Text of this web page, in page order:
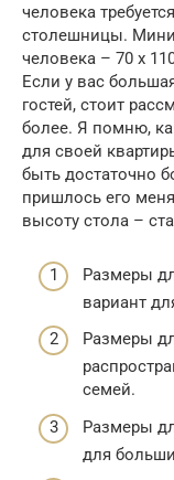
человека
столешницы.
человека – 70 x
Если у вас
гостей, стоит
более. Я помню,
для своей
быть достаточно
пришлось его
высоту стола –
Размеры
вариант
Размеры
семей.
Размеры
для